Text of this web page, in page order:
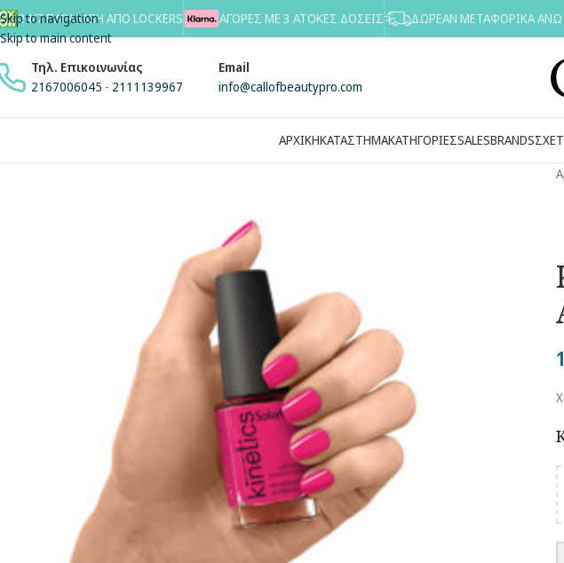
Skip to navigation
Skip to main content
24/7 ΠΑΡΑΛΑΒΗ ΑΠΟ LOCKERS ΑΓΟΡΕΣ ΜΕ 3 ΑΤΟΚΕΣ ΔΟΣΕΙΣ ΔΩΡΕΑΝ ΜΕΤΑΦΟΡΙΚΑ
Τηλ. Επικοινωνίας
2167006045 - 2111139967
Email
info@callofbeautypro.com
ΑΡΧΙΚΗΚΑΤΑΣΤΗΜΑΚΑΤΗΓΟΡΙΕΣSALESBRANDS